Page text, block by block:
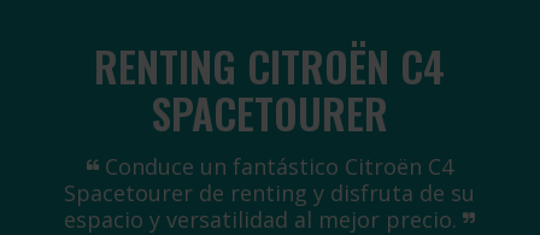
RENTING CITROËN C4
SPACETOURER
Conduce un fantástico Citroën C4
Spacetourer de renting y disfruta de su
espacio y versatilidad al mejor precio.